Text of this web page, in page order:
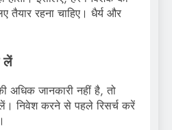
तैयार रहना चाहिए। धैर्य और
लें
अधिक जानकारी नहीं है, तो
निवेश करने से पहले रिसर्च करें